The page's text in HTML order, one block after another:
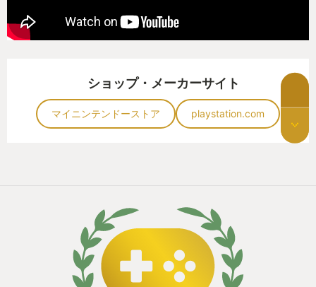
ショップ・メーカーサイト
マイニンテンドーストア playstation.com